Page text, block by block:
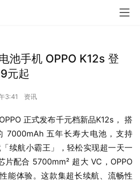
池手机 OPPO K12s 登
元起
3:41 资讯
正式发布千元档新品K12s， 搭
7000mAh 五年长寿大电池，支持
续航小霸王」，轻松实现超一天一
片配合 5700mm² 超大 VC，OPPO
能体验。这款集超长续航、流畅性